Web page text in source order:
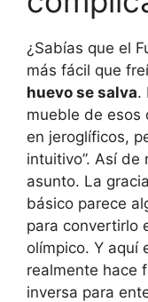
¿Sabías que el
más fácil que
huevo se salva.
mueble de esos
en jeroglíficos,
intuitivo”. Así de
asunto. La
básico parece
para convertirlo
olímpico. Y aquí
realmente hace
inversa para